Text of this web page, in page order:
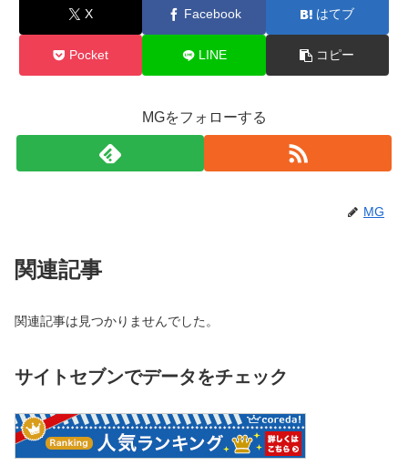
X Facebook はてブ
Pocket LINE コピー
MGをフォローする
MG
関連記事
関連記事は見つかりませんでした。
サイトセブンでデータをチェック